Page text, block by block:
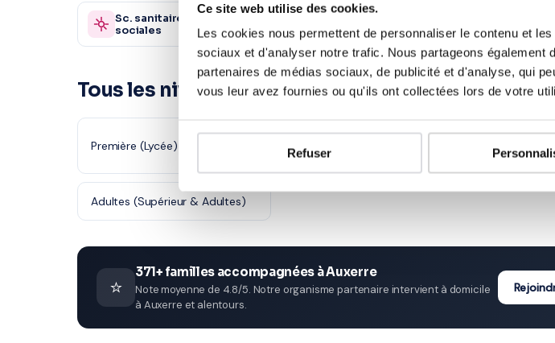
Ce site web utilise des cookies.
Les cookies nous permettent de personnaliser le contenu et
sociaux et d'analyser notre trafic. Nous partageons
partenaires de médias sociaux, de publicité et d'analyse, qui
vous leur avez fournies ou qu'ils ont collectées lors de votre
Refuser
Sc. sanitaires et
sociales
Tous les niveaux en Action commerciale à
Première (Lycée) Terminale (Lycée)
Études
& Adultes)
Adultes (Supérieur & Adultes)
⭐
371+ familles accompagnées à Auxerre
Note moyenne de 4.8/5. Notre organisme partenaire intervient à domicile
à Auxerre et alentours.